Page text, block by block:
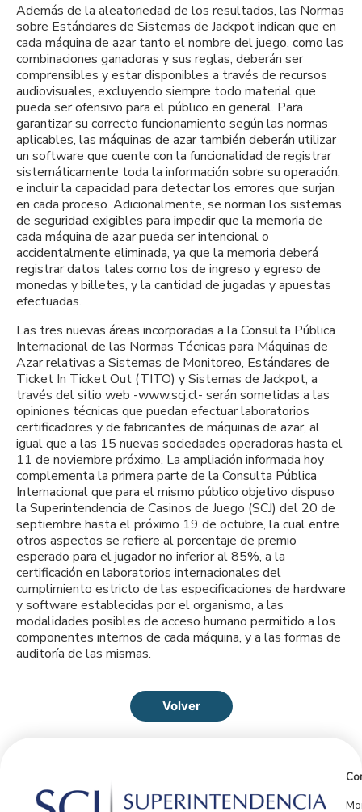
Además de la aleatoriedad de los resultados, las Normas
sobre Estándares de Sistemas de Jackpot indican que en
cada máquina de azar tanto el nombre del juego, como las
combinaciones ganadoras y sus reglas, deberán ser
comprensibles y estar disponibles a través de recursos
audiovisuales, excluyendo siempre todo material que
pueda ser ofensivo para el público en general. Para
garantizar su correcto funcionamiento según las normas
aplicables, las máquinas de azar también deberán utilizar
un software que cuente con la funcionalidad de registrar
sistemáticamente toda la información sobre su operación,
e incluir la capacidad para detectar los errores que surjan
en cada proceso. Adicionalmente, se norman los sistemas
de seguridad exigibles para impedir que la memoria de
cada máquina de azar pueda ser intencional o
accidentalmente eliminada, ya que la memoria deberá
registrar datos tales como los de ingreso y egreso de
monedas y billetes, y la cantidad de jugadas y apuestas
efectuadas.
Las tres nuevas áreas incorporadas a la Consulta Pública
Internacional de las Normas Técnicas para Máquinas de
Azar relativas a Sistemas de Monitoreo, Estándares de
Ticket In Ticket Out (TITO) y Sistemas de Jackpot, a
través del sitio web -www.scj.cl- serán sometidas a las
opiniones técnicas que puedan efectuar laboratorios
certificadores y de fabricantes de máquinas de azar, al
igual que a las 15 nuevas sociedades operadoras hasta el
11 de noviembre próximo. La ampliación informada hoy
complementa la primera parte de la Consulta Pública
Internacional que para el mismo público objetivo dispuso
la Superintendencia de Casinos de Juego (SCJ) del 20 de
septiembre hasta el próximo 19 de octubre, la cual entre
otros aspectos se refiere al porcentaje de premio
esperado para el jugador no inferior al 85%, a la
certificación en laboratorios internacionales del
cumplimiento estricto de las especificaciones de hardware
y software establecidas por el organismo, a las
modalidades posibles de acceso humano permitido a los
componentes internos de cada máquina, y a las formas de
auditoría de las mismas.
Volver